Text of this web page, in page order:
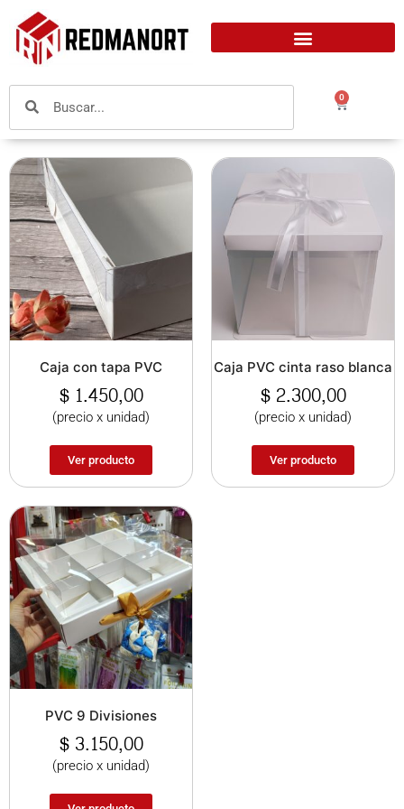
0
Caja con tapa PVC
$1.450,00
(precio x unidad)
Ver producto
Caja PVC cinta raso blanca
$2.300,00
(precio x unidad)
Ver producto
PVC 9 Divisiones
$3.150,00
(precio x unidad)